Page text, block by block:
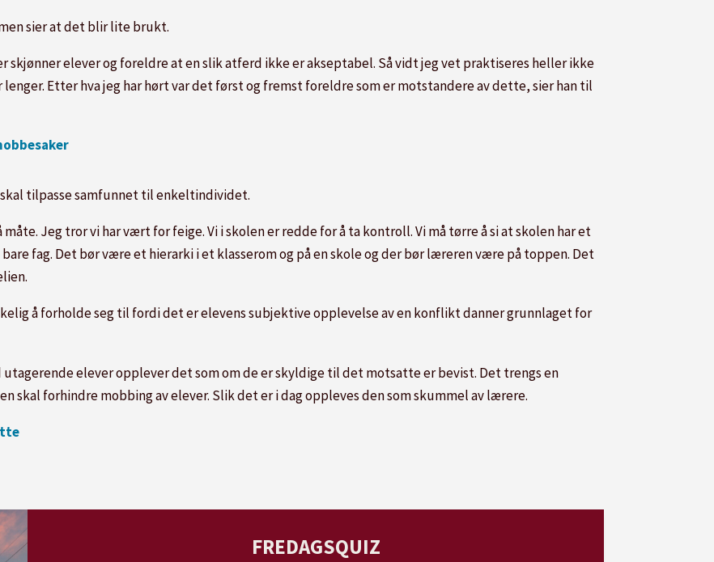
sier at det blir lite brukt.
skjønner elever og foreldre at en slik atferd ikke er akseptabel. Så vidt jeg vet praktiseres heller ikke
Etter hva jeg har hørt var det først og fremst foreldre som er motstandere av dette, sier han til
tilpasse samfunnet til enkeltindividet.
Jeg tror vi har vært for feige. Vi i skolen er redde for å ta kontroll. Vi må tørre å si at skolen har et
fag. Det bør være et hierarki i et klasserom og på en skole og der bør læreren være på toppen. Det
å forholde seg til fordi det er elevens subjektive opplevelse av en konflikt danner grunnlaget for
utagerende elever opplever det som om de er skyldige til det motsatte er bevist. Det trengs en
skal forhindre mobbing av elever. Slik det er i dag oppleves den som skummel av lærere.
FREDAGSQUIZ